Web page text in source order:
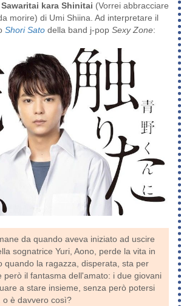
kara Shinitai (Vorrei abbracciare
morire) di Umi Shiina. Ad interpretare il
Shori Sato della band j-pop Sexy Zone:
da quando aveva iniziato ad uscire
sognatrice Yuri, Aono, perde la vita in
quando la ragazza, disperata, sta per
però il fantasma dell'amato: i due giovani
a stare insieme, senza però potersi
o è davvero così?